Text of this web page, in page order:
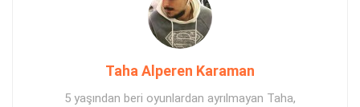
Taha Alperen Karaman
5 yaşından beri oyunlardan ayrılmayan Taha,